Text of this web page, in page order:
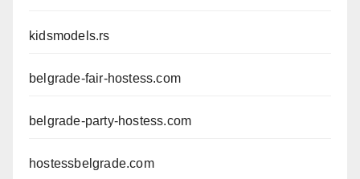
kidsmodels.rs
belgrade-fair-hostess.com
belgrade-party-hostess.com
hostessbelgrade.com